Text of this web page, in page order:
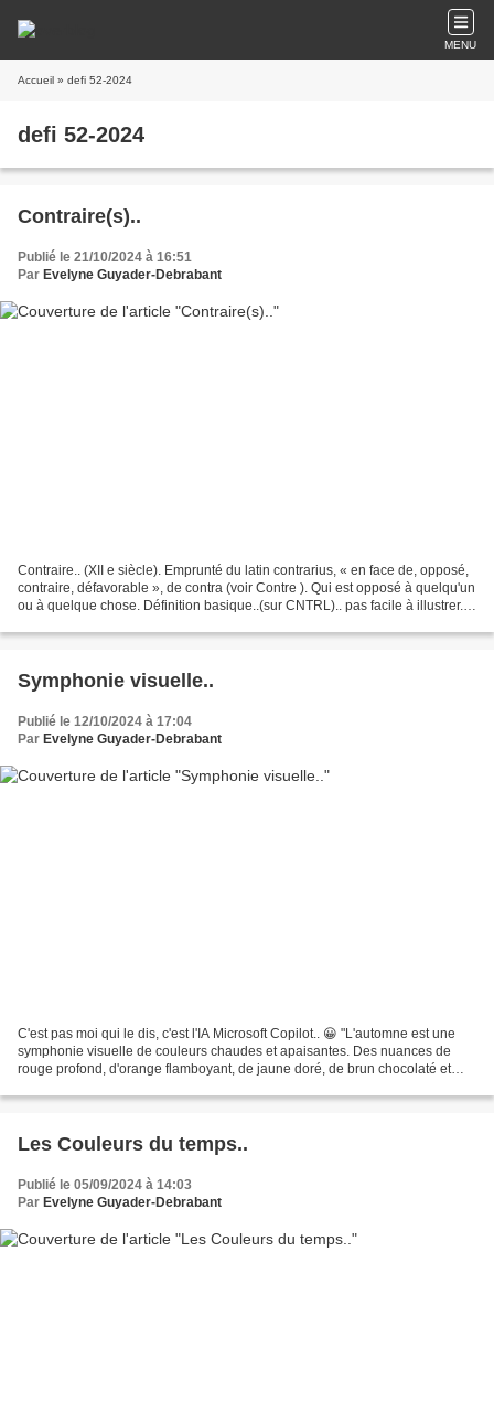
MENU
Accueil » defi 52-2024
defi 52-2024
Contraire(s)..
Publié le 21/10/2024 à 16:51
Par Evelyne Guyader-Debrabant
Contraire.. (XII e siècle). Emprunté du latin contrarius, « en face de, opposé,
contraire, défavorable », de contra (voir Contre ). Qui est opposé à quelqu'un
ou à quelque chose. Définition basique..(sur CNTRL).. pas facile à illustrer..
Symphonie visuelle..
Publié le 12/10/2024 à 17:04
Par Evelyne Guyader-Debrabant
C'est pas moi qui le dis, c'est l'IA Microsoft Copilot.. 😀 "L'automne est une
symphonie visuelle de couleurs chaudes et apaisantes. Des nuances de
rouge profond, d'orange flamboyant, de jaune doré, de brun chocolaté et
Les Couleurs du temps..
Publié le 05/09/2024 à 14:03
Par Evelyne Guyader-Debrabant